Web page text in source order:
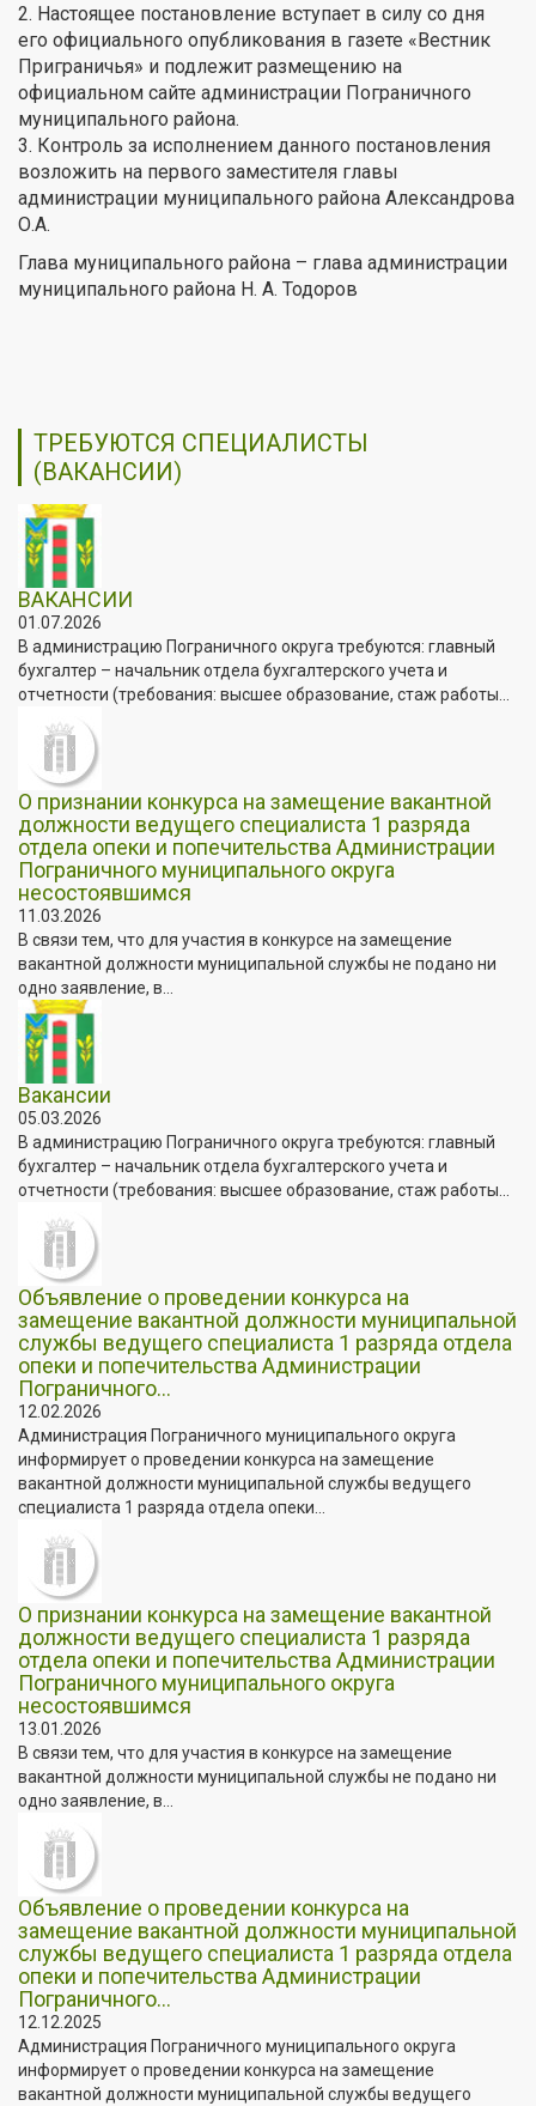
2. Настоящее постановление вступает в силу со дня
его официального опубликования в газете «Вестник
Приграничья» и подлежит размещению на
официальном сайте администрации Пограничного
муниципального района.
3. Контроль за исполнением данного постановления
возложить на первого заместителя главы
администрации муниципального района Александрова
О.А.
Глава муниципального района – глава администрации
муниципального района Н. А. Тодоров
ТРЕБУЮТСЯ СПЕЦИАЛИСТЫ
(ВАКАНСИИ)
ВАКАНСИИ
01.07.2026
В администрацию Пограничного округа требуются: главный
бухгалтер – начальник отдела бухгалтерского учета и
отчетности (требования: высшее образование, стаж работы...
О признании конкурса на замещение вакантной
должности ведущего специалиста 1 разряда
отдела опеки и попечительства Администрации
Пограничного муниципального округа
несостоявшимся
11.03.2026
В связи тем, что для участия в конкурсе на замещение
вакантной должности муниципальной службы не подано ни
одно заявление, в...
Вакансии
05.03.2026
В администрацию Пограничного округа требуются: главный
бухгалтер – начальник отдела бухгалтерского учета и
отчетности (требования: высшее образование, стаж работы...
Объявление о проведении конкурса на
замещение вакантной должности муниципальной
службы ведущего специалиста 1 разряда отдела
опеки и попечительства Администрации
Пограничного...
12.02.2026
Администрация Пограничного муниципального округа
информирует о проведении конкурса на замещение
вакантной должности муниципальной службы ведущего
специалиста 1 разряда отдела опеки...
О признании конкурса на замещение вакантной
должности ведущего специалиста 1 разряда
отдела опеки и попечительства Администрации
Пограничного муниципального округа
несостоявшимся
13.01.2026
В связи тем, что для участия в конкурсе на замещение
вакантной должности муниципальной службы не подано ни
одно заявление, в...
Объявление о проведении конкурса на
замещение вакантной должности муниципальной
службы ведущего специалиста 1 разряда отдела
опеки и попечительства Администрации
Пограничного...
12.12.2025
Администрация Пограничного муниципального округа
информирует о проведении конкурса на замещение
вакантной должности муниципальной службы ведущего